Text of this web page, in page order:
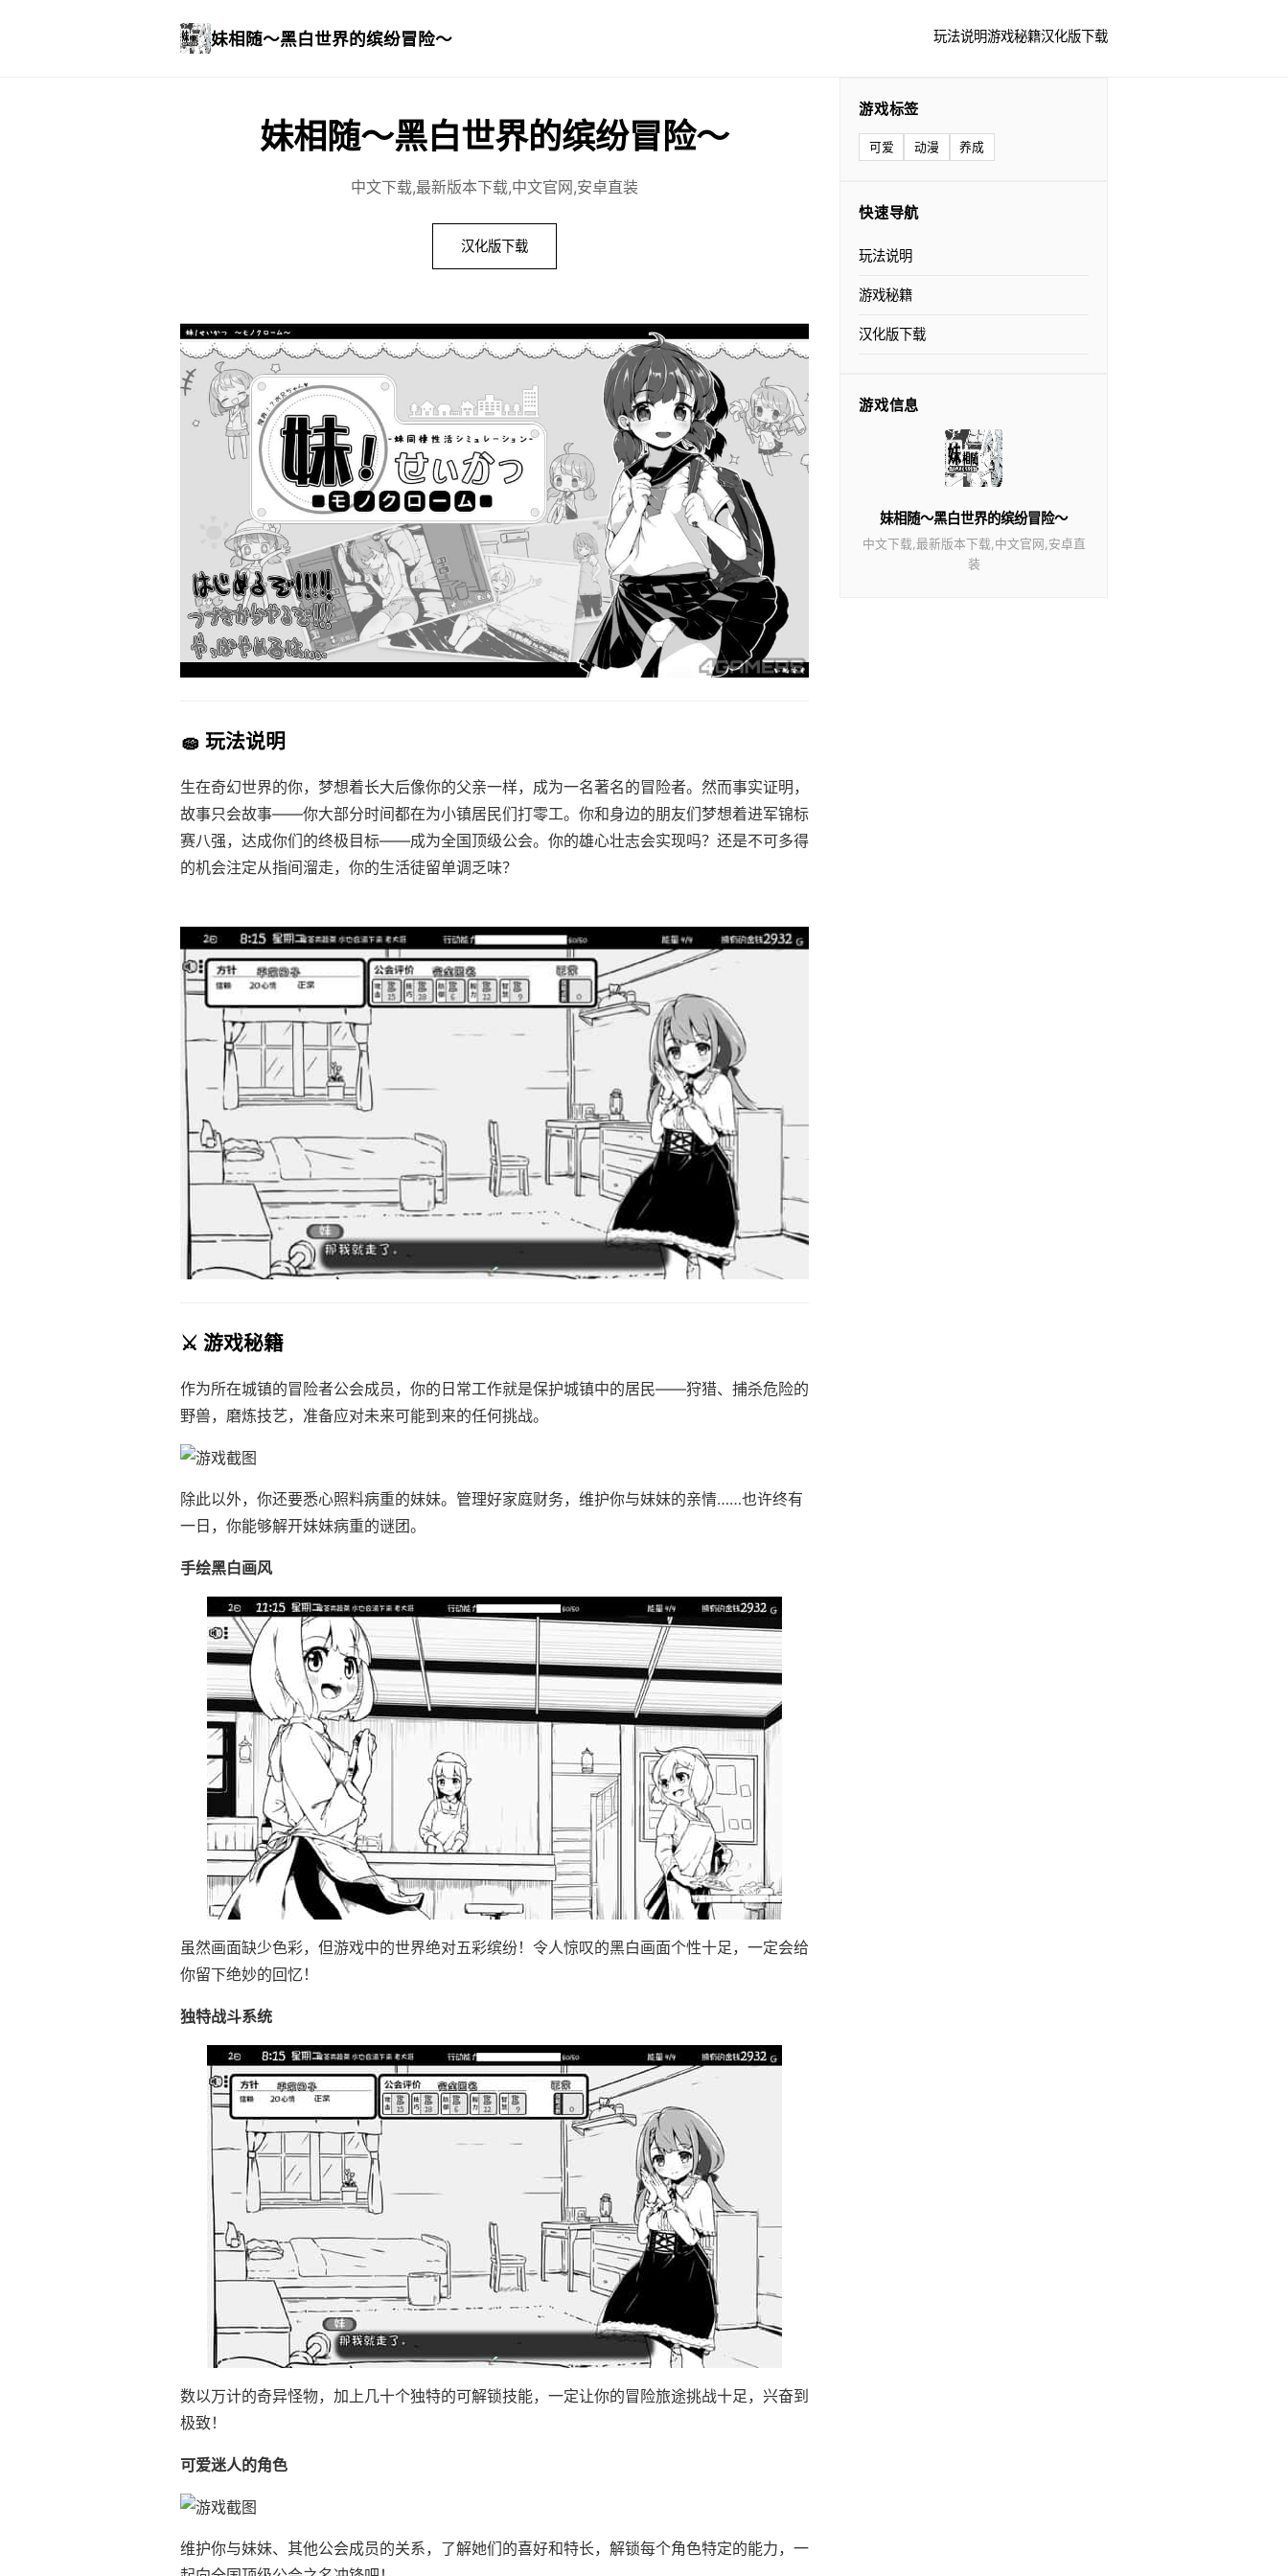
妹相随～黑白世界的缤纷冒险～ 玩法说明游戏秘籍汉化版下载
妹相随～黑白世界的缤纷冒险～
中文下载,最新版本下载,中文官网,安卓直装
汉化版下载
🧽 玩法说明
生在奇幻世界的你，梦想着长大后像你的父亲一样，成为一名著名的冒险者。然而事实证明，
故事只会故事——你大部分时间都在为小镇居民们打零工。你和身边的朋友们梦想着进军锦标
赛八强，达成你们的终极目标——成为全国顶级公会。你的雄心壮志会实现吗？还是不可多得
的机会注定从指间溜走，你的生活徒留单调乏味？
⚔️ 游戏秘籍
作为所在城镇的冒险者公会成员，你的日常工作就是保护城镇中的居民——狩猎、捕杀危险的
野兽，磨炼技艺，准备应对未来可能到来的任何挑战。
除此以外，你还要悉心照料病重的妹妹。管理好家庭财务，维护你与妹妹的亲情……也许终有
一日，你能够解开妹妹病重的谜团。
手绘黑白画风
虽然画面缺少色彩，但游戏中的世界绝对五彩缤纷！令人惊叹的黑白画面个性十足，一定会给
你留下绝妙的回忆！
独特战斗系统
数以万计的奇异怪物，加上几十个独特的可解锁技能，一定让你的冒险旅途挑战十足，兴奋到
极致！
可爱迷人的角色
维护你与妹妹、其他公会成员的关系，了解她们的喜好和特长，解锁每个角色特定的能力，一
游戏标签
可爱 动漫 养成
快速导航
玩法说明
游戏秘籍
汉化版下载
游戏信息
妹相随～黑白世界的缤纷冒险～
中文下载,最新版本下载,中文官网,安卓直
装